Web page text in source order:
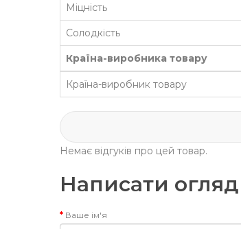
Міцність
Солодкість
Країна-виробника товару
Країна-виробник товару
Немає відгуків про цей товар.
Написати огляд
Ваше ім'я